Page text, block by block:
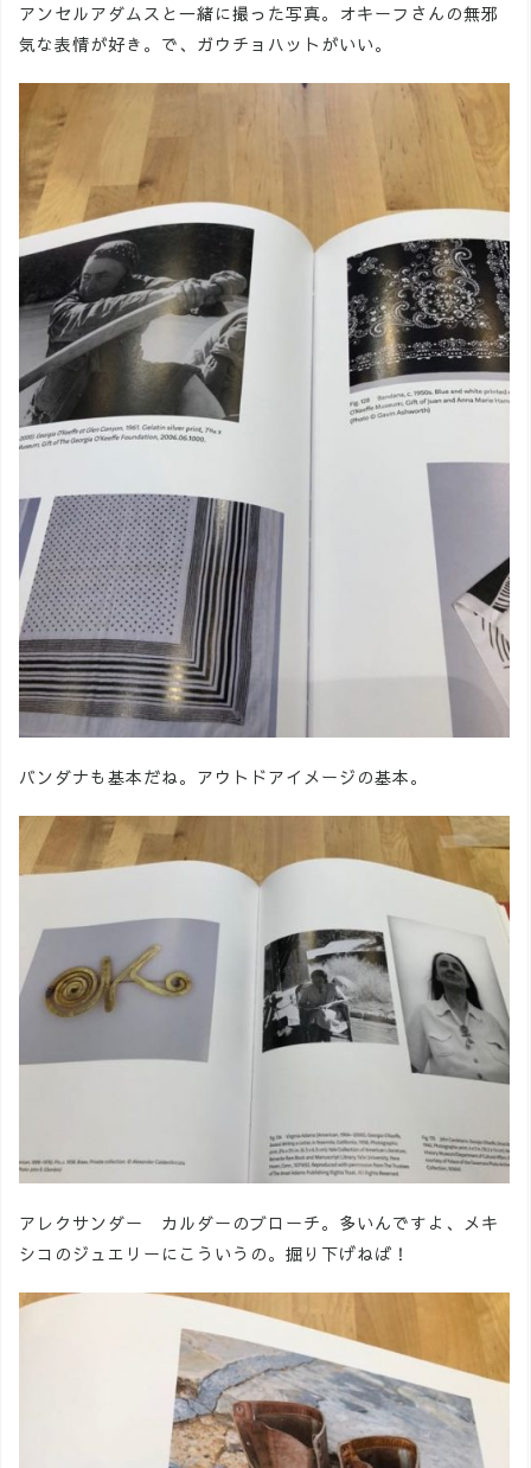
アンセルアダムスと一緒に撮った写真。オキーフさんの無邪
気な表情が好き。で、ガウチョハットがいい。
バンダナも基本だね。アウトドアイメージの基本。
アレクサンダー カルダーのブローチ。多いんですよ、メキ
シコのジュエリーにこういうの。掘り下げねば！